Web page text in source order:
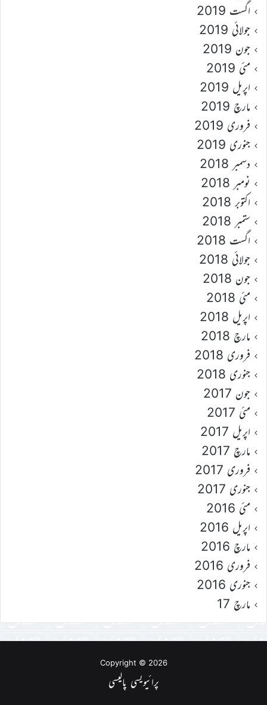
اگست 2019
جولائی 2019
جون 2019
مئی 2019
اپریل 2019
مارچ 2019
فروری 2019
جنوری 2019
دسمبر 2018
نومبر 2018
اکتوبر 2018
ستمبر 2018
اگست 2018
جولائی 2018
جون 2018
مئی 2018
اپریل 2018
مارچ 2018
فروری 2018
جنوری 2018
جون 2017
مئی 2017
اپریل 2017
مارچ 2017
فروری 2017
جنوری 2017
مئی 2016
اپریل 2016
مارچ 2016
فروری 2016
جنوری 2016
مارچ 17
Copyright © 2026
پرائیویسی پالیسی